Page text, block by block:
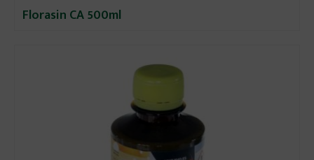
Florasin CA 500ml